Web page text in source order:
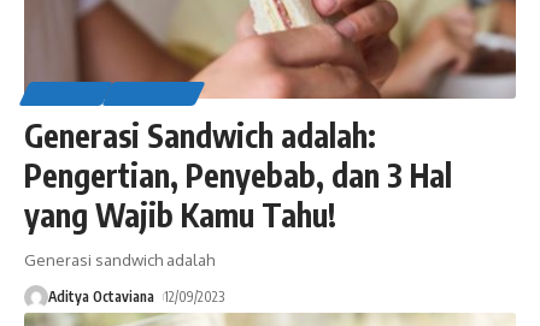
Generasi Sandwich adalah:
Pengertian, Penyebab, dan 3 Hal
yang Wajib Kamu Tahu!
Generasi sandwich adalah
Aditya Octaviana 12/09/2023